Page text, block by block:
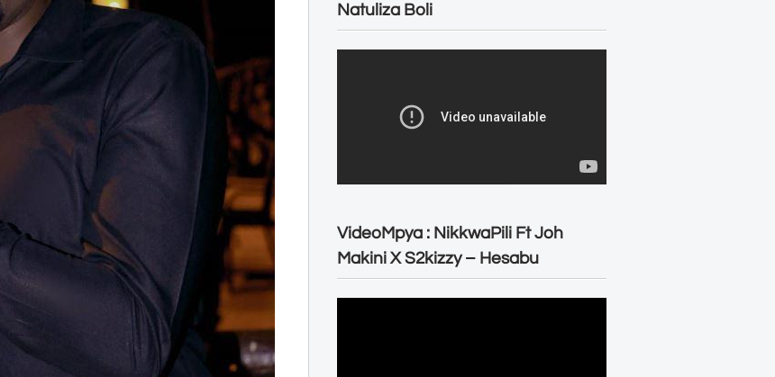
Natuliza Boli
VideoMpya : NikkwaPili Ft Joh
Makini X S2kizzy – Hesabu